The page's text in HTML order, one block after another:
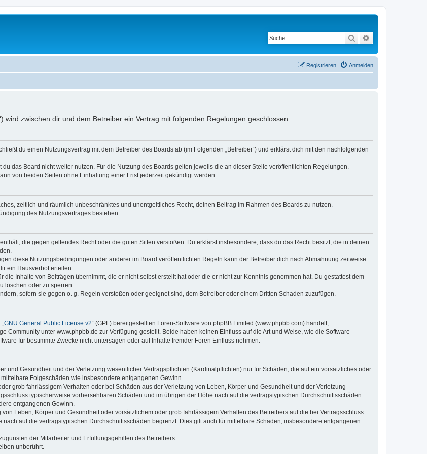
Suche
Anmelden
Registrieren
wird zwischen dir und dem Betreiber ein Vertrag mit folgenden Regelungen geschlossen:
du einen Nutzungsvertrag mit dem Betreiber des Boards ab (im Folgenden „Betreiber“) und erklärst dich mit den nachfolgenden
das Board nicht weiter nutzen. Für die Nutzung des Boards gelten jeweils die an dieser Stelle veröffentlichten Regelungen.
von beiden Seiten ohne Einhaltung einer Frist jederzeit gekündigt werden.
zeitlich und räumlich unbeschränktes und unentgeltliches Recht, deinen Beitrag im Rahmen des Boards zu nutzen.
des Nutzungsvertrages bestehen.
die gegen geltendes Recht oder die guten Sitten verstoßen. Du erklärst insbesondere, dass du das Recht besitzt, die in deinen
diese Nutzungsbedingungen oder anderer im Board veröffentlichten Regeln kann der Betreiber dich nach Abmahnung zeitweise
ein Hausverbot erteilen.
die Inhalte von Beiträgen übernimmt, die er nicht selbst erstellt hat oder die er nicht zur Kenntnis genommen hat. Du gestattest dem
löschen oder zu sperren.
sofern sie gegen o. g. Regeln verstoßen oder geeignet sind, dem Betreiber oder einem Dritten Schaden zuzufügen.
GNU General Public License v2“ (GPL) bereitgestellten Foren-Software von phpBB Limited (www.phpbb.com) handelt;
Community unter www.phpbb.de zur Verfügung gestellt. Beide haben keinen Einfluss auf die Art und Weise, wie die Software
für bestimmte Zwecke nicht untersagen oder auf Inhalte fremder Foren Einfluss nehmen.
und Gesundheit und der Verletzung wesentlicher Vertragspflichten (Kardinalpflichten) nur für Schäden, die auf ein vorsätzliches oder
Folgeschäden wie insbesondere entgangenen Gewinn.
grob fahrlässigem Verhalten oder bei Schäden aus der Verletzung von Leben, Körper und Gesundheit und der Verletzung
typischerweise vorhersehbaren Schäden und im übrigen der Höhe nach auf die vertragstypischen Durchschnittsschäden
entgangenen Gewinn.
Leben, Körper und Gesundheit oder vorsätzlichem oder grob fahrlässigem Verhalten des Betreibers auf die bei Vertragsschluss
auf die vertragstypischen Durchschnittsschäden begrenzt. Dies gilt auch für mittelbare Schäden, insbesondere entgangenen
der Mitarbeiter und Erfüllungsgehilfen des Betreibers.
unberührt.